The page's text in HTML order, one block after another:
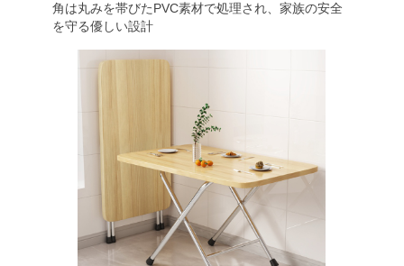
角は丸みを帯びたPVC素材で処理され、家族の安全
を守る優しい設計